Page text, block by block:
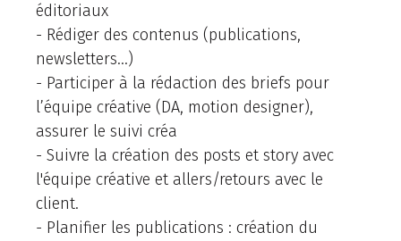
éditoriaux
- Rédiger des contenus (publications,
newsletters…)
- Participer à la rédaction des briefs pour
l’équipe créative (DA, motion designer),
assurer le suivi créa
- Suivre la création des posts et story avec
l'équipe créative et allers/retours avec le
client.
- Planifier les publications : création du